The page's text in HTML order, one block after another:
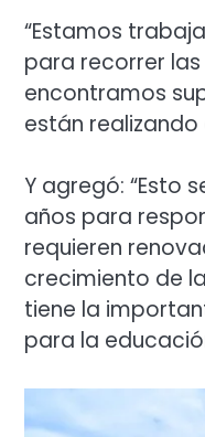
“Estamos
para recorrer
encontramos
están
Y agregó: “Esto
años para
requieren
crecimiento de
tiene la
para la